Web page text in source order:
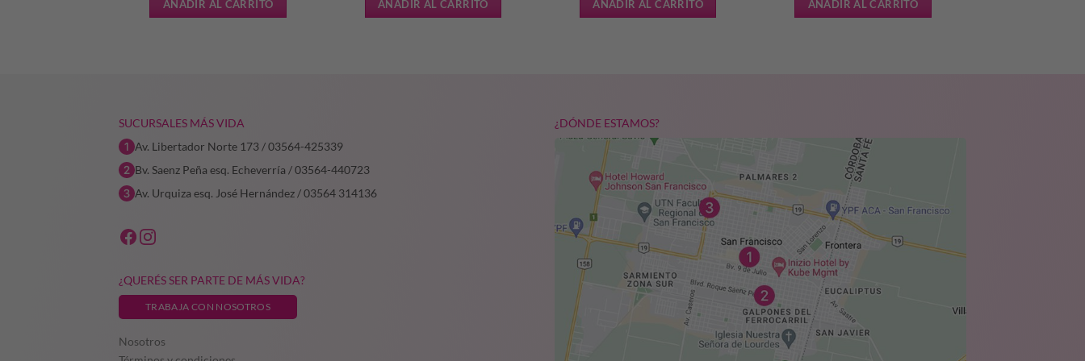
AÑADIR AL CARRITO AÑADIR AL CARRITO AÑADIR AL CARRITO AÑADIR AL CARRITO
SUCURSALES MÁS VIDA
Av. Libertador Norte 173 / 03564-425339
Bv. Saenz Peña esq. Echeverría / 03564-440723
Av. Urquiza esq. José Hernández / 03564 314136
¿QUERÉS SER PARTE DE MÁS VIDA?
TRABAJA CON NOSOTROS
Nosotros
¿DÓNDE ESTAMOS?